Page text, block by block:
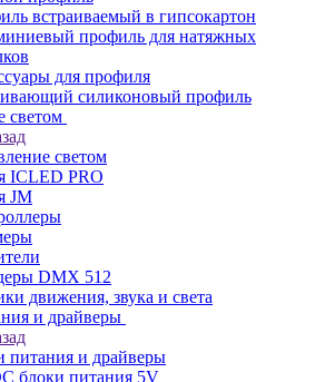
встраиваемый в гипсокартон
профиль для натяжных
для профиля
силиконовый профиль
светом
светом
ICLED PRO
JM
DMX 512
движения, звука и света
и драйверы
питания и драйверы
блоки питания 5V